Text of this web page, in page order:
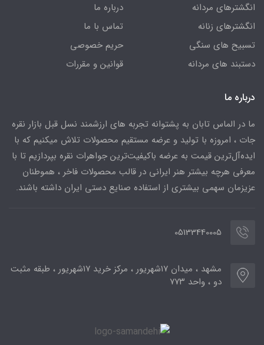
انگشترهای مردانه
انگشترهای زنانه
تسبیح های سنگی
دستبند های مردانه
درباره ما
تماس با ما
حریم خصوصی
قوانین و مقررات
درباره ما
ما در الماس تابان به پشتوانه تجربه های ارزشمند نسل قبل بازار نقره
جات ، امروزه با تولید و عرضه مستقیم محصولات تلاش میکنیم که با
ایده‌آل‌ترین قیمت به عرضه باکیفیت‌ترین جواهرات نقره بپردازیم تا با
معرفی هرچه بیشتر هنر ایرانی در قالب محصولات فاخر ، هموطنان
عزیزمان سهمی بیشتری از استفاده صنایع دستی ایران داشته باشند.
05133440005
مشهد ، میدان ۱۷شهریور ، مرکز خرید ۱۷شهریور ، طبقه مثبت
دو ، واحد ۷۷۳